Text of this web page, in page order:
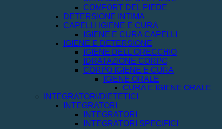
COMFORT DEL PIEDE
DETERSIONE INTIMA
CAPELLI IGIENE E CURA
IGIENE E CURA CAPELLI
IGIENE E DETERSIONE
IGIENE DELL'ORECCHIO
IDRATAZIONE CORPO
CORPO IGIENE E CURA
IGIENE ORALE
CURA E IGIENE ORALE
INTEGRATORI/DIETETICI
INTEGRATORI
INTEGRATORI
INTEGRATORI SPECIFICI